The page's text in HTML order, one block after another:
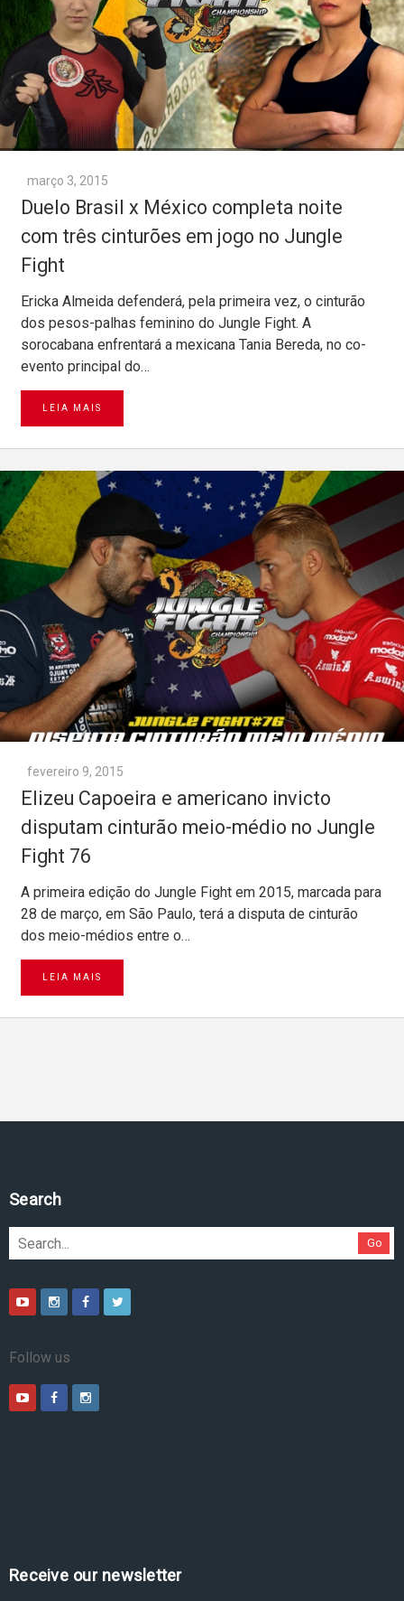
março 3, 2015
Duelo Brasil x México completa noite
com três cinturões em jogo no Jungle
Fight
Ericka Almeida defenderá, pela primeira vez, o cinturão
dos pesos-palhas feminino do Jungle Fight. A
sorocabana enfrentará a mexicana Tania Bereda, no co-
evento principal do…
LEIA MAIS
fevereiro 9, 2015
Elizeu Capoeira e americano invicto
disputam cinturão meio-médio no Jungle
Fight 76
A primeira edição do Jungle Fight em 2015, marcada para
28 de março, em São Paulo, terá a disputa de cinturão
dos meio-médios entre o…
LEIA MAIS
Search
Go
Follow us
Receive our newsletter